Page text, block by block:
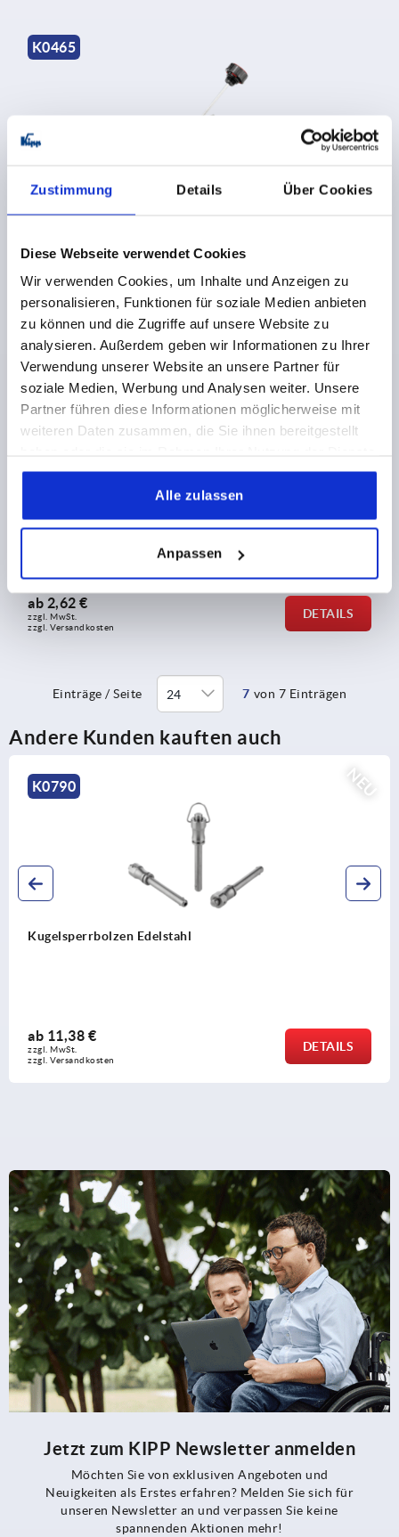
Zustimmung Details Über Cookies
Diese Webseite verwendet Cookies
Wir verwenden Cookies, um Inhalte und Anzeigen zu
personalisieren, Funktionen für soziale Medien anbieten
zu können und die Zugriffe auf unsere Website zu
analysieren. Außerdem geben wir Informationen zu Ihrer
Verwendung unserer Website an unsere Partner für
soziale Medien, Werbung und Analysen weiter. Unsere
Partner führen diese Informationen möglicherweise mit
weiteren Daten zusammen, die Sie ihnen bereitgestellt
gesammelt haben.
Alle zulassen
Anpassen
K0465
Entlüftungsschrauben mit Ölmessstab
ab2,17 €
zzgl. Versandkosten
DETAILS
K0467
Entlüftungsschrauben mit Rückschlagventil und
ab 2,62 €
zzgl. MwSt.
zzgl. Versandkosten
DETAILS
Einträge / Seite 7 von 7 Einträgen
Andere Kunden kauften auch
zzgl. Versandkosten
Jetzt zum KIPP Newsletter anmelden
Möchten Sie von exklusiven Angeboten und
Neuigkeiten als Erstes erfahren? Melden Sie sich für
unseren Newsletter an und verpassen Sie keine
spannenden Aktionen mehr!